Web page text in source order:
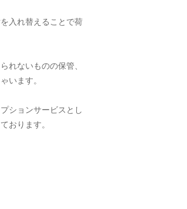
入れ替えることで荷
れないものの保管、
います。
ションサービスとし
おります。